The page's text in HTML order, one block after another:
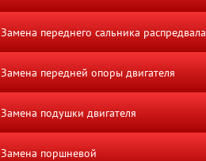
Замена переднего сальника распредвала
Замена передней опоры двигателя
Замена подушки двигателя
Замена поршневой